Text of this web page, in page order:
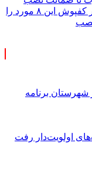
قبل از امضای فاکتور کفپوش این ۸ مورد را
در شهرستان برنامه
اولویت‌دار رفت